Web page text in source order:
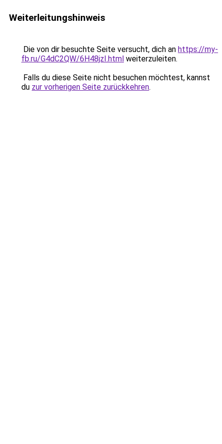
Weiterleitungshinweis
Die von dir besuchte Seite versucht, dich an https://my-
fb.ru/G4dC2QW/6H48jzI.html weiterzuleiten.
Falls du diese Seite nicht besuchen möchtest, kannst
du zur vorherigen Seite zurückkehren.